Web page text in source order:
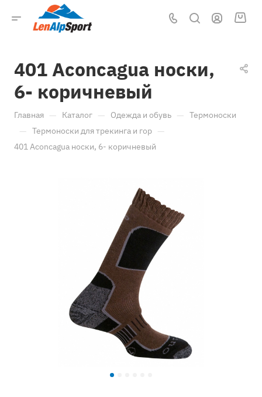
401 Aconcagua носки,
6- коричневый
Главная — Каталог — Одежда и обувь — Термоноски
— Термоноски для трекинга и гор —
401 Aconcagua носки, 6- коричневый